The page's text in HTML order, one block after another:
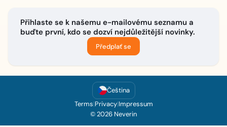
Přihlaste se k našemu e-mailovému seznamu a
buďte první, kdo se dozví nejdůležitější novinky.
Předplať se
Čeština
Terms|Privacy|Impressum
© 2026 Neverin